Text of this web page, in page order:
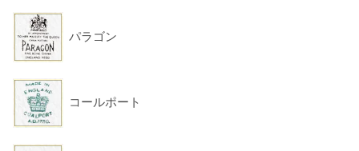
パラゴン
コールポート